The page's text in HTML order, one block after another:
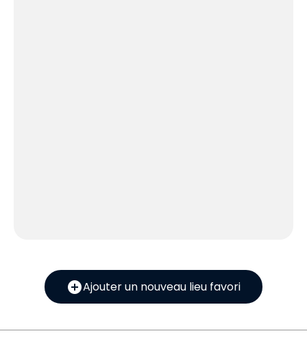
add_circleAjouter un nouveau lieu favori